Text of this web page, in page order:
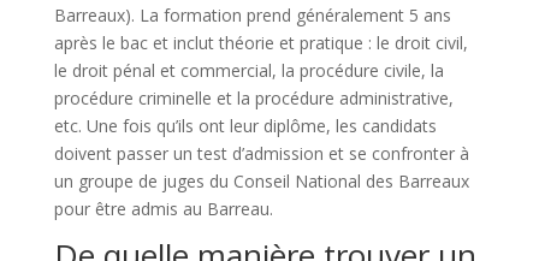
Barreaux). La formation prend généralement 5 ans
après le bac et inclut théorie et pratique : le droit civil,
le droit pénal et commercial, la procédure civile, la
procédure criminelle et la procédure administrative,
etc. Une fois qu’ils ont leur diplôme, les candidats
doivent passer un test d’admission et se confronter à
un groupe de juges du Conseil National des Barreaux
pour être admis au Barreau.